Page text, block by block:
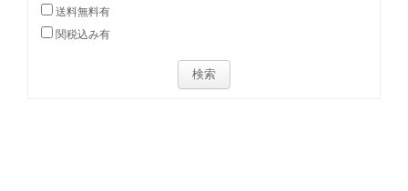
送料無料有
関税込み有